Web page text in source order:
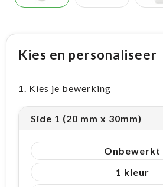
Kies en personaliseer
1. Kies je bewerking
Side 1 (20 mm x 30mm)
Onbewerkt
1